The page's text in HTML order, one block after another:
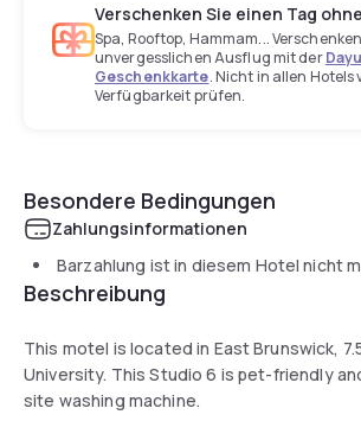
Verschenken Sie einen Tag
Spa, Rooftop, Hammam...
unvergesslichen Ausflug mit der
Geschenkkarte. Nicht in allen Hotels
Verfügbarkeit prüfen.
Besondere Bedingungen
Zahlungsinformationen
Barzahlung ist in diesem Hotel nicht
Beschreibung
This motel is located in East Brunswick,
University. This Studio 6 is pet-friendly
site washing machine.